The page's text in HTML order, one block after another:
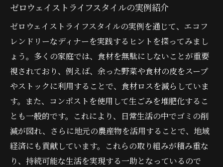
ゼロウェイストライフスタイルの実例紹介
ゼロウェイストライフスタイルの実例を通じて、エコフ
レンドリーなディナーを実践するヒントを探ってみまし
ょう。多くの家庭では、食材を無駄にしないことが重要
視されており、例えば、余った野菜や食材の皮をスープ
やストックに利用することで、食材ロスを減らしていま
す。また、コンポストを使用して生ごみを堆肥化するこ
とも一般的です。これにより、日常生活の中でゴミの削
減が図れ、さらに地元の農産物を活用することで、地域
経済にも貢献しています。これらの取り組みが積み重な
り、持続可能な生活を実現する一助となっているので